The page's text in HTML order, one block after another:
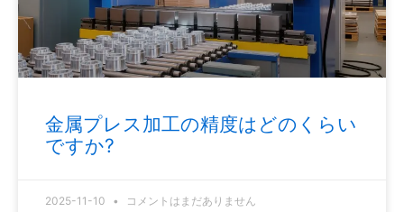
金属プレス加工の精度はどのくらい
ですか?
2025-11-10 コメントはまだありません